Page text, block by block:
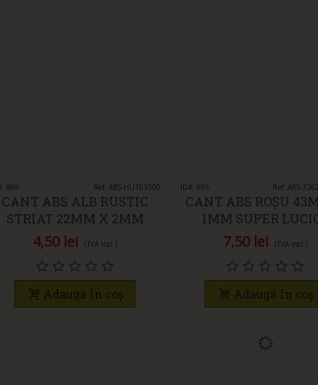
Vedeți rapid
869 Ref: ABS-HU101000
CANT ABS ALB RUSTIC
STRIAT 22MM X 2MM
4,50 lei (TVA incl.)
Adaugă în coș
Vedeți rapid
ID#: 695 Ref: ABS-
CANT ABS ROȘU
1MM SUPER
7,50 lei (TVA incl.)
Adaugă în coș